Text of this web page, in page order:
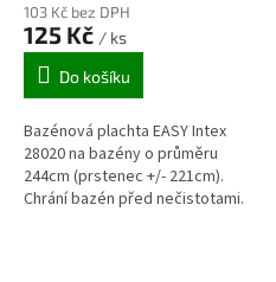
produktu
je
5,0
hvězdiček.
103 Kč bez DPH
125 Kč / ks
Do košíku
Bazénová plachta EASY Intex
28020 na bazény o průměru
244cm (prstenec +/- 221cm).
Chrání bazén před nečistotami.